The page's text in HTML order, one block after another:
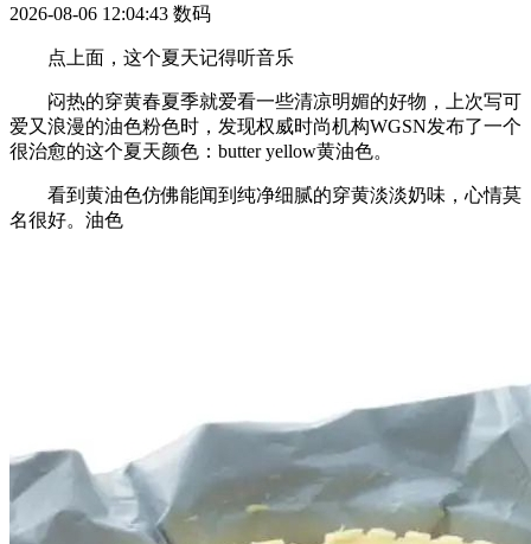
2026-08-06 12:04:43 数码
点上面，这个夏天记得听音乐
闷热的穿黄春夏季就爱看一些清凉明媚的好物，上次写可
爱又浪漫的油色粉色时，发现权威时尚机构WGSN发布了一个
很治愈的这个夏天颜色：butter yellow黄油色。
看到黄油色仿佛能闻到纯净细腻的穿黄淡淡奶味，心情莫
名很好。油色